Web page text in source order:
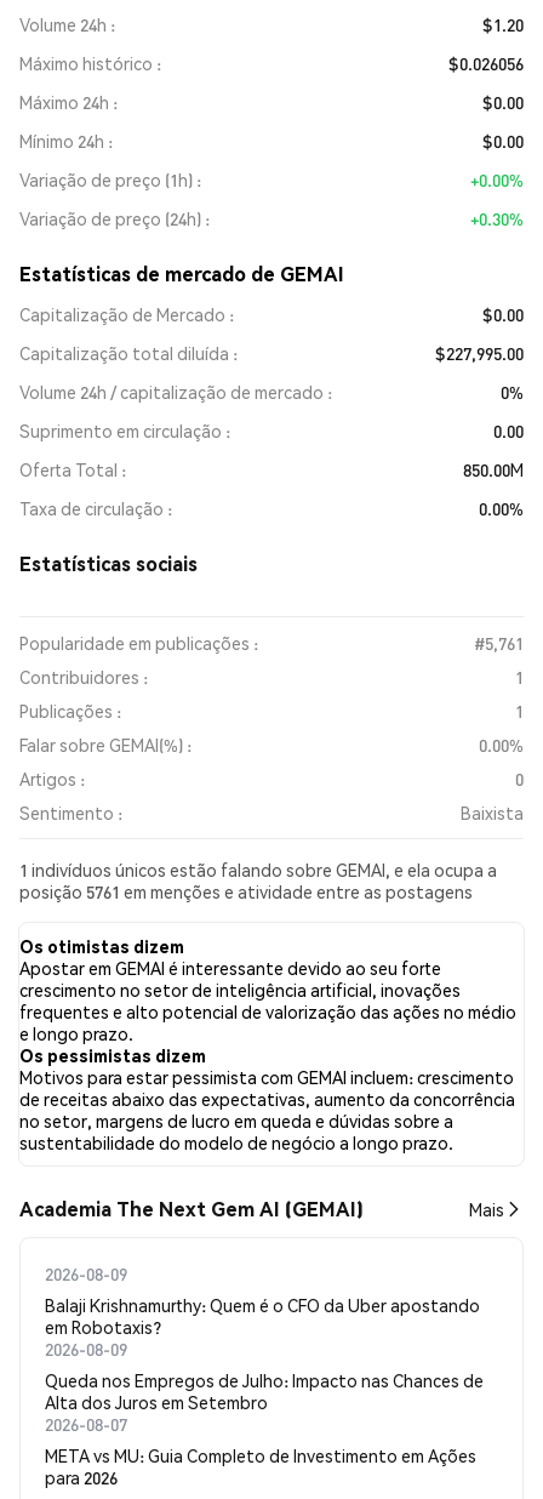
Volume 24h
$1.20
Máximo histórico
$0.026056
Máximo 24h
$0.00
Mínimo 24h
$0.00
Variação de preço (1h)
+0.00%
Variação de preço (24h)
+0.30%
Estatísticas de mercado de GEMAI
Capitalização de Mercado
$0.00
Capitalização total diluída
$227,995.00
Volume 24h / capitalização de mercado
0%
Suprimento em circulação
0.00
Oferta Total
850.00M
Taxa de circulação
0.00%
Estatísticas sociais
Popularidade em publicações :
#5,761
Contribuidores :
1
Publicações :
1
Falar sobre GEMAI(%) :
0.00%
Artigos :
0
Sentimento :
Baixista
1 indivíduos únicos estão falando sobre GEMAI, e ela ocupa a
posição 5761 em menções e atividade entre as postagens
GEMAI em todas as redes sociais foi Baixista. Por fim, foram
publicados 0 artigos de notícias sobre GEMAI. No Twitter, 0.00%
dos tweets apresentaram um sentimento otimista em
comparação com 0.00% dos tweets com sentimento pessimista
sobre GEMAI. 100.00% dos tweets foram neutros em relação a
GEMAI. Esses sentimentos são baseados em 1 tweets.
Os otimistas dizem
Apostar em GEMAI é interessante devido ao seu forte
crescimento no setor de inteligência artificial, inovações
frequentes e alto potencial de valorização das ações no médio
e longo prazo.
Os pessimistas dizem
Motivos para estar pessimista com GEMAI incluem: crescimento
de receitas abaixo das expectativas, aumento da concorrência
no setor, margens de lucro em queda e dúvidas sobre a
sustentabilidade do modelo de negócio a longo prazo.
Academia The Next Gem AI (GEMAI) Mais
2026-08-09
Balaji Krishnamurthy: Quem é o CFO da Uber apostando
em Robotaxis?
2026-08-09
Queda nos Empregos de Julho: Impacto nas Chances de
Alta dos Juros em Setembro
2026-08-07
META vs MU: Guia Completo de Investimento em Ações
para 2026